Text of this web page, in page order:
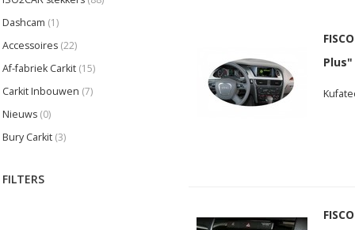
Dashcam (1)
Accessoires (22)
Af-fabriek Carkit (15)
Carkit Inbouwen (7)
Nieuws (0)
Bury Carkit (3)
FILTERS
Plus"